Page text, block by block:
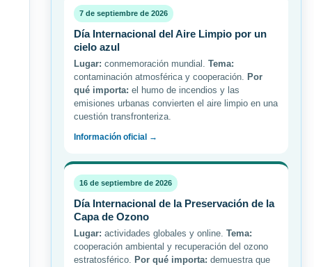
7 de septiembre de 2026
Día Internacional del Aire Limpio por un
cielo azul
Lugar: conmemoración mundial. Tema:
contaminación atmosférica y cooperación. Por
qué importa: el humo de incendios y las
emisiones urbanas convierten el aire limpio en una
cuestión transfronteriza.
Información oficial →
16 de septiembre de 2026
Día Internacional de la Preservación de la
Capa de Ozono
Lugar: actividades globales y online. Tema:
cooperación ambiental y recuperación del ozono
estratosférico. Por qué importa: demuestra que